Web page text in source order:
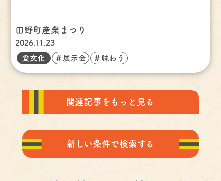
田野町産業まつり
2026.11.23
食文化 ＃展示会 ＃味わう
関連記事をもっと見る
新しい条件で検索する